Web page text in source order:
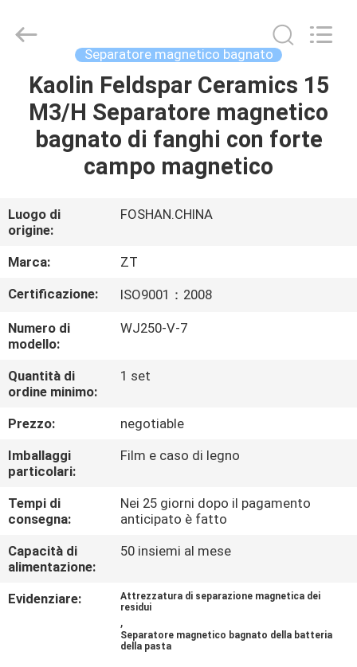
CASA
PRODOTTI
NOI
GIRO
DELLA
FABBRICA
CONTROLLO
DI
QUALITÀ
CONTATTICI
NOTIZIE
E
CONOSCENZE
Machinery
Reserved.
Separatore magnetico bagnato
Kaolin Feldspar Ceramics 15
M3/H Separatore magnetico
bagnato di fanghi con forte
campo magnetico
Luogo di
origine:
FOSHAN.CHINA
Marca:
ZT
Certificazione:
ISO9001：2008
Numero di
modello:
WJ250-V-7
Quantità di
ordine minimo:
1 set
Prezzo:
negotiable
Imballaggi
particolari:
Film e caso di legno
Tempi di
consegna:
Nei 25 giorni dopo il pagamento
anticipato è fatto
Capacità di
alimentazione:
50 insiemi al mese
Evidenziare:
Attrezzatura di separazione magnetica dei
residui
,
Separatore magnetico bagnato della batteria
della pasta